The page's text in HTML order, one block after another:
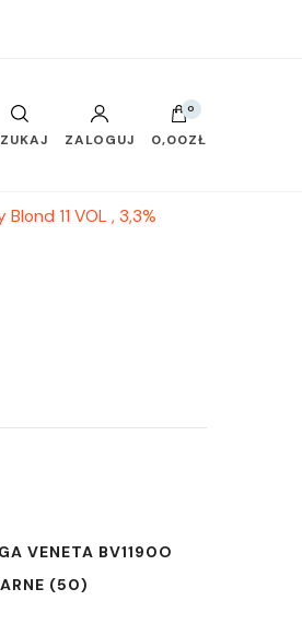
ZALOGUJ
0
0,00ZŁ
11 VOL , 3,3%
VENETA BV1190O
(50)